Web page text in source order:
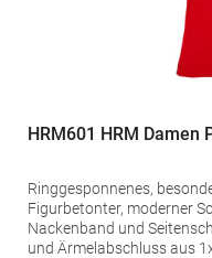
HRM601 HRM Damen
Ringgesponnenes,
Figurbetonter, moderner Schnitt Innovative
Nackenband und
und Ärmelabschluss aus 1x1 Ripp-Strick